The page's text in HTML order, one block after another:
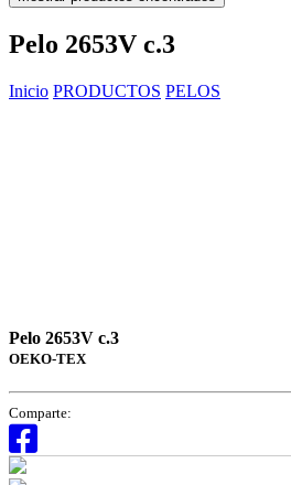
Pelo 2653V c.3
Inicio PRODUCTOS PELOS
Pelo 2653V c.3
OEKO-TEX
Comparte: